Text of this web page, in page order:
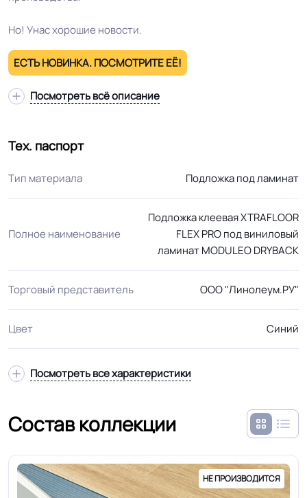
Но! Унас хорошие новости.
ЕСТЬ НОВИНКА. ПОСМОТРИТЕ ЕЁ!
Посмотреть всё описание
Тех. паспорт
Тип материала Подложка под ламинат
Полное наименование
Подложка клеевая XTRAFLOOR
FLEX PRO под виниловый
ламинат MODULEO DRYBACK
Торговый представитель ООО "Линолеум.РУ"
Цвет Синий
Посмотреть все характеристики
Состав коллекции
НЕ ПРОИЗВОДИТСЯ